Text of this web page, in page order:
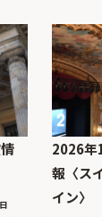
2026年
報〈ス
イン〉